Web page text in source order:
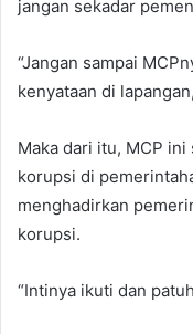
jangan sekadar
“Jangan sampai
kenyataan di
Maka dari itu, MCP
korupsi di
menghadirkan
korupsi.
“Intinya ikuti dan